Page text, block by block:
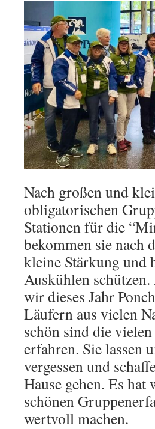
Nach großen und
obligatorischen
Stationen für die
bekommen sie nach
kleine Stärkung und
Auskühlen
wir dieses Jahr
Läufern aus vielen
schön sind die
erfahren. Sie lassen
vergessen und
Hause gehen. Es
schönen
wertvoll machen.